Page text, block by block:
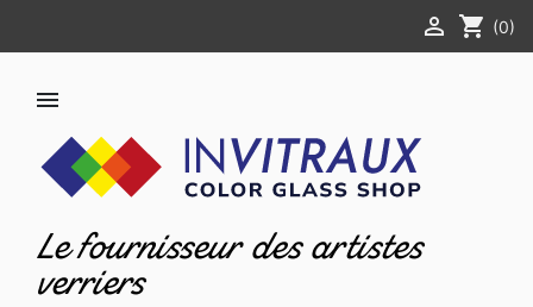
 shopping_cart (0)

Le fournisseur des artistes
verriers